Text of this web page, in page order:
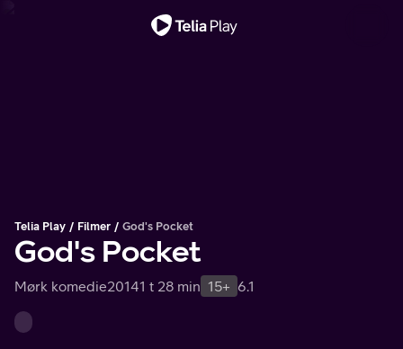
Telia Play Filmer God's Pocket
God's Pocket
Mørk komedie20141 t 28 min 15+ 6.1